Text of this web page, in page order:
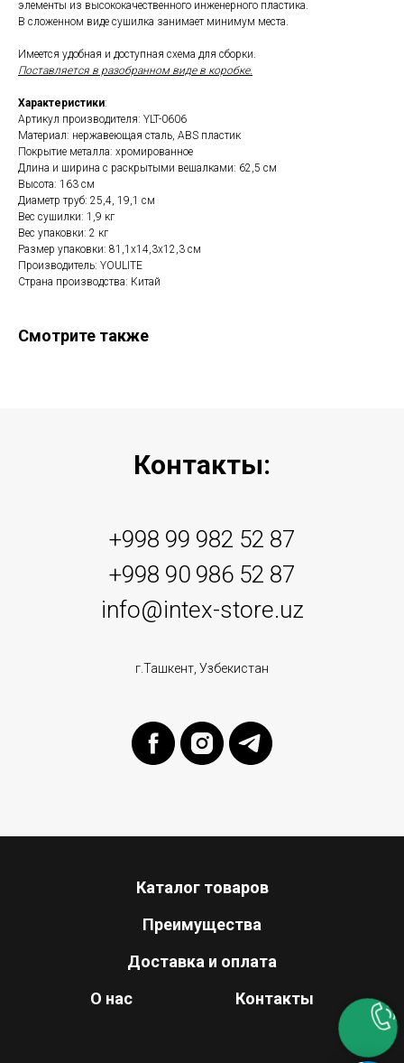
элементы из высококачественного инженерного пластика.
В сложенном виде сушилка занимает минимум места.
Имеется удобная и доступная схема для сборки.
Поставляется в разобранном виде в коробке.
Характеристики:
Артикул производителя: YLT-0606
Материал: нержавеющая сталь, ABS пластик
Покрытие металла: хромированное
Длина и ширина с раскрытыми вешалками: 62,5 см
Высота: 163 см
Диаметр труб: 25,4, 19,1 см
Вес сушилки: 1,9 кг
Вес упаковки: 2 кг
Размер упаковки: 81,1х14,3х12,3 см
Производитель: YOULITE
Страна производства: Китай
Смотрите также
Контакты:
+998 99 982 52 87
+998 90 986 52 87
info@intex-store.uz
г.Ташкент, Узбекистан
Каталог товаров
Преимущества
Доставка и оплата
О нас
Контакты